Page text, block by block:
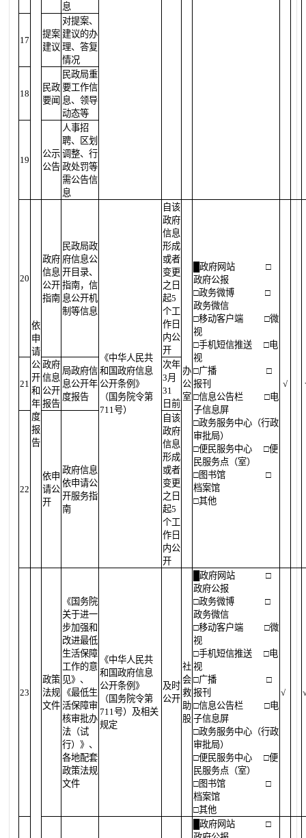
息
17
提案
建议
对提案、
建议的办
理、答复
情况
18
民政
要闻
民政局重
要工作信
息、领导
动态等
19
公示
公告
人事招
聘、区划
调整、行
政处罚等
需公告信
息
20
依
申
请
公
开
和
年
度
报
告
政府
信息
公开
指南
民政局政
府信息公
开目录、
指南，信
息公开机
制等信息
《中华人民共
和国政府信息
公开条例》
（国务院令第
711号）
自该
政府
信息
形成
或者
变更
之日
起5
个工
作日
内公
开
办
公
室
█政府网站
□
政府公报
□政务微博
□
政务微信
□移动客户端
□微
视
□手机短信推送
□电
视
□广播
□
报刊
□信息公告栏
□电
子信息屏
□政务服务中心（行政
审批局）
□便民服务中心
□便
民服务点（室）
□图书馆
□
档案馆
□其他
√
21
政府
信息
公开
报告
局政府信
息公开年
度报告
次年
3月
31
日前
22
依申
请公
开
政府信息
依申请公
开服务指
南
自该
政府
信息
形成
或者
变更
之日
起5
个工
作日
内公
开
23
政策
法规
文件
《国务院
关于进一
步加强和
改进最低
生活保障
工作的意
见》、
《最低生
活保障审
核审批办
法（试
行）》、
各地配套
政策法规
文件
《中华人民共
和国政府信息
公开条例》
（国务院令第
711号）及相关
规定
及时
公开
社
会
救
助
股
█政府网站
□
政府公报
□政务微博
□
政务微信
□移动客户端
□微
视
□手机短信推送
□电
视
□广播
□
报刊
□信息公告栏
□电
子信息屏
□政务服务中心（行政
审批局）
□便民服务中心
□便
民服务点（室）
□图书馆
□
档案馆
□其他
√
█政府网站
□